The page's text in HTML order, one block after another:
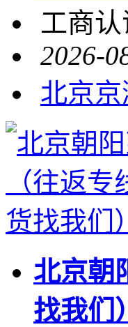
工商认
2026-
北京
北京朝
找我们）